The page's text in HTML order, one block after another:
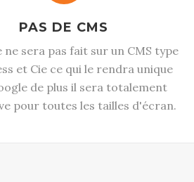
PAS DE CMS
sera pas fait sur un CMS type
et Cie ce qui le rendra unique
de plus il sera totalement
pour toutes les tailles d'écran.